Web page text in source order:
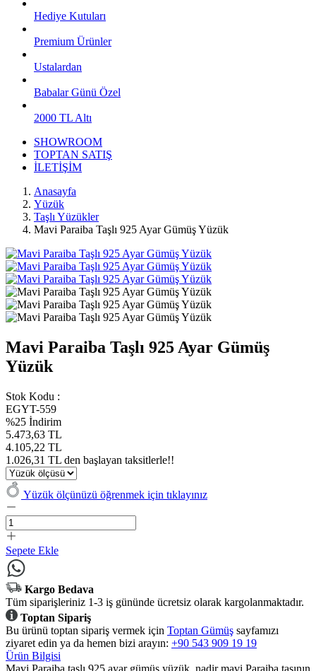
Hediye Kutuları
Premium Ürünler
Ustalardan
Babalar Günü Özel
2000 TL Altı
SHOWROOM
TOPTAN SATIŞ
İLETİŞİM
Anasayfa
Yüzük
Taşlı Yüzükler
Mavi Paraiba Taşlı 925 Ayar Gümüş Yüzük
Mavi Paraiba Taşlı 925 Ayar Gümüş
Yüzük
Stok Kodu :
EGYT-559
%25 İndirim
5.473,63 TL
4.105,22 TL
1.026,31 TL den başlayan taksitlerle!!
Yüzük ölçünüzü öğrenmek için tıklayınız
Sepete Ekle
Kargo Bedava
Tüm siparişleriniz 1-3 iş gününde ücretsiz olarak kargolanmaktadır.
Toptan Sipariş
Bu ürünü toptan sipariş vermek için Toptan Gümüş sayfamızı
ziyaret edin ya da hemen bizi arayın: +90 543 909 19 19
Ürün Bilgisi
Mavi Paraiba taşlı 925 ayar gümüş yüzük, nadir mavi Paraiba taşının